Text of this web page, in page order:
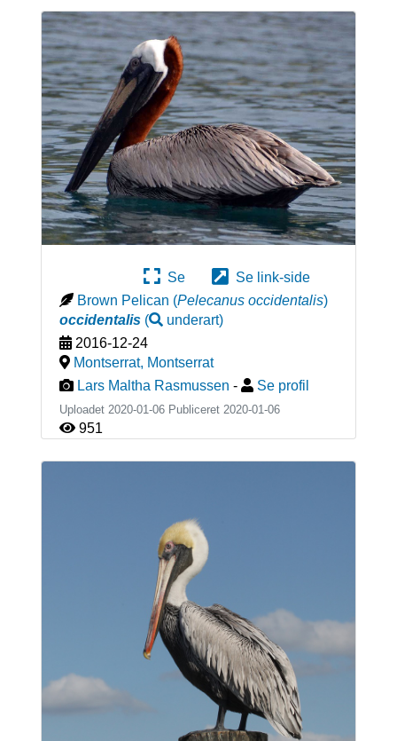
Se
Se link-side
Brown Pelican (Pelecanus occidentalis)
occidentalis( underart)
2016-12-24
Montserrat, Montserrat
Lars Maltha Rasmussen - Se profil
Uploadet 2020-01-06 Publiceret 2020-01-06
951